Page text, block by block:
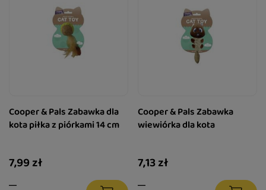
Cooper & Pals Zabawka dla
kota piłka z piórkami 14 cm
7,99 zł
Cooper & Pals Zabawka
wiewiórka dla kota
7,13 zł